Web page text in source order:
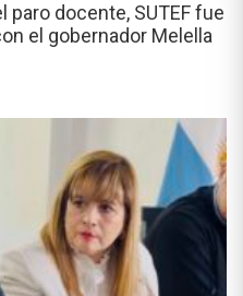
paro docente, SUTEF fue
el gobernador Melella